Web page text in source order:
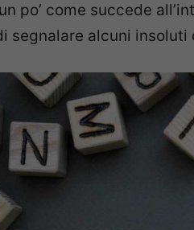
un po’ come succede
segnalare alcuni insoluti